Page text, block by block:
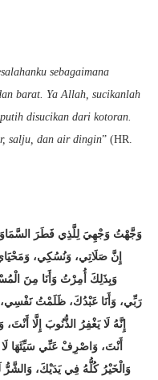
sebagaimana
barat. Ya Allah, sucikanlah
disucikan dari kotoran.
salju, dan air dingin” (HR.
وَجَّهْتُ وَجْهِيَ لِلَّذِي فَطَرَ
إِنَّ صَلَاتِي، وَنُسُكِي،
وَبِذَلِكَ أُمِرْتُ وَأَنَا مِنَ
رَبِّي، وَأَنَا عَبْدُكَ، ظَلَمْتُ نَفْسِي،
إِنَّهُ لَا يَغْفِرُ الذُّنُوبَ إِلَّا
أَنْتَ، وَاصْرِفْ عَنِّي سَيِّئَهَا
وَالْخَيْرُ كُلُّهُ فِي يَدَيْكَ، وَالشَّرُّ